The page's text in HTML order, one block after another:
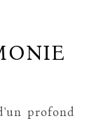
profond